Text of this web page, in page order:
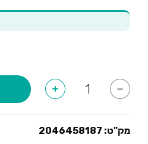
-
של
יום
+
מק"ט: 2046458187